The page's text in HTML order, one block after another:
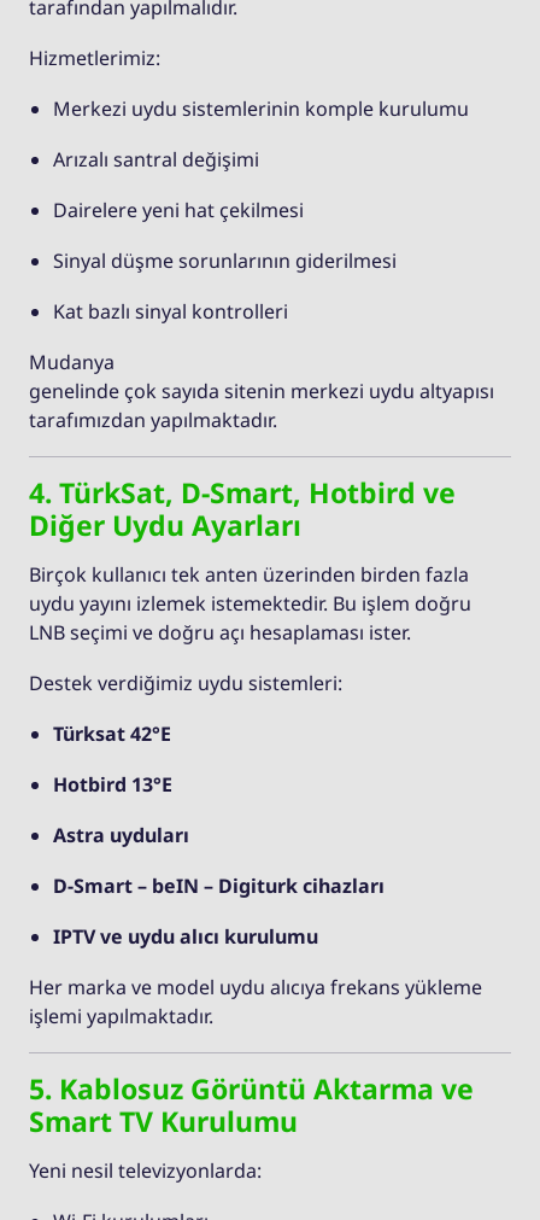
tarafından yapılmalıdır.
Hizmetlerimiz:
Merkezi uydu sistemlerinin komple kurulumu
Arızalı santral değişimi
Dairelere yeni hat çekilmesi
Sinyal düşme sorunlarının giderilmesi
Kat bazlı sinyal kontrolleri
Mudanya
genelinde çok sayıda sitenin merkezi uydu altyapısı
tarafımızdan yapılmaktadır.
4. TürkSat, D-Smart, Hotbird ve
Diğer Uydu Ayarları
Birçok kullanıcı tek anten üzerinden birden fazla
uydu yayını izlemek istemektedir. Bu işlem doğru
LNB seçimi ve doğru açı hesaplaması ister.
Destek verdiğimiz uydu sistemleri:
Türksat 42°E
Hotbird 13°E
Astra uyduları
D-Smart – beIN – Digiturk cihazları
IPTV ve uydu alıcı kurulumu
Her marka ve model uydu alıcıya frekans yükleme
işlemi yapılmaktadır.
5. Kablosuz Görüntü Aktarma ve
Smart TV Kurulumu
Yeni nesil televizyonlarda: